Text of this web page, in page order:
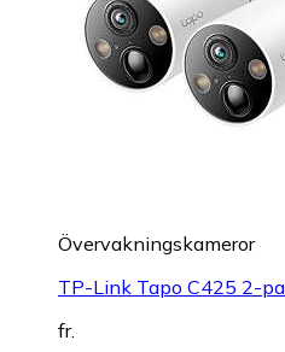
Övervakningskameror
TP-Link Tapo C425 2-
fr.